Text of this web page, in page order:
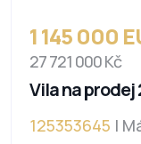
1 145 000
27 721 000 Kč
Vila na prodej
125353645 |